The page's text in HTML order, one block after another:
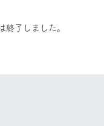
終了しました。